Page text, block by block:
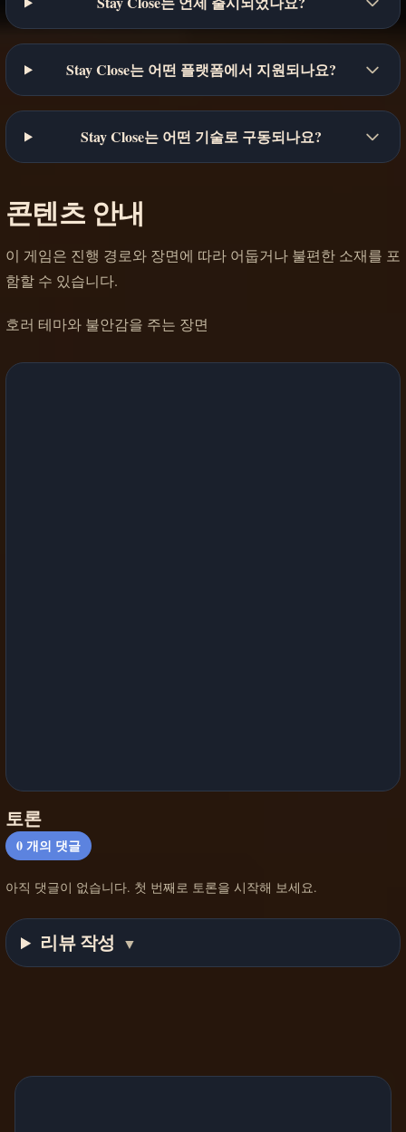
Stay Close는 어떤 플랫폼에서 지원되나요?
Stay Close는 어떤 기술로 구동되나요?
콘텐츠 안내
이 게임은 진행 경로와 장면에 따라 어둡거나 불편한 소재를 포
함할 수 있습니다.
호러 테마와 불안감을 주는 장면
토론
0개의 댓글
아직 댓글이 없습니다. 첫 번째로 토론을 시작해 보세요.
리뷰 작성 ▼